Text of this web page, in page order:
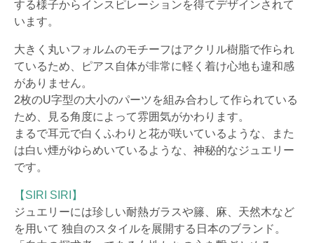
する様子からインスピレーションを得てデザインされて
います。
大きく丸いフォルムのモチーフはアクリル樹脂で作られ
ているため、ピアス自体が非常に軽く着け心地も違和感
がありません。
2枚のU字型の大小のパーツを組み合わして作られている
ため、見る角度によって雰囲気がかわります。
まるで耳元で白くふわりと花が咲いているような、また
は白い煙がゆらめいているような、神秘的なジュエリー
です。
【SIRI SIRI】
ジュエリーには珍しい耐熱ガラスや籐、麻、天然木など
を用いて 独自のスタイルを展開する日本のブランド。